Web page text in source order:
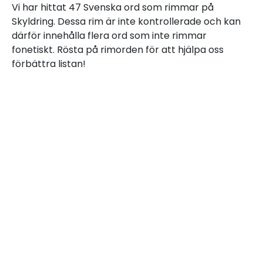
Vi har hittat 47 Svenska ord som rimmar på
Skyldring. Dessa rim är inte kontrollerade och kan
därför innehålla flera ord som inte rimmar
fonetiskt. Rösta på rimorden för att hjälpa oss
förbättra listan!